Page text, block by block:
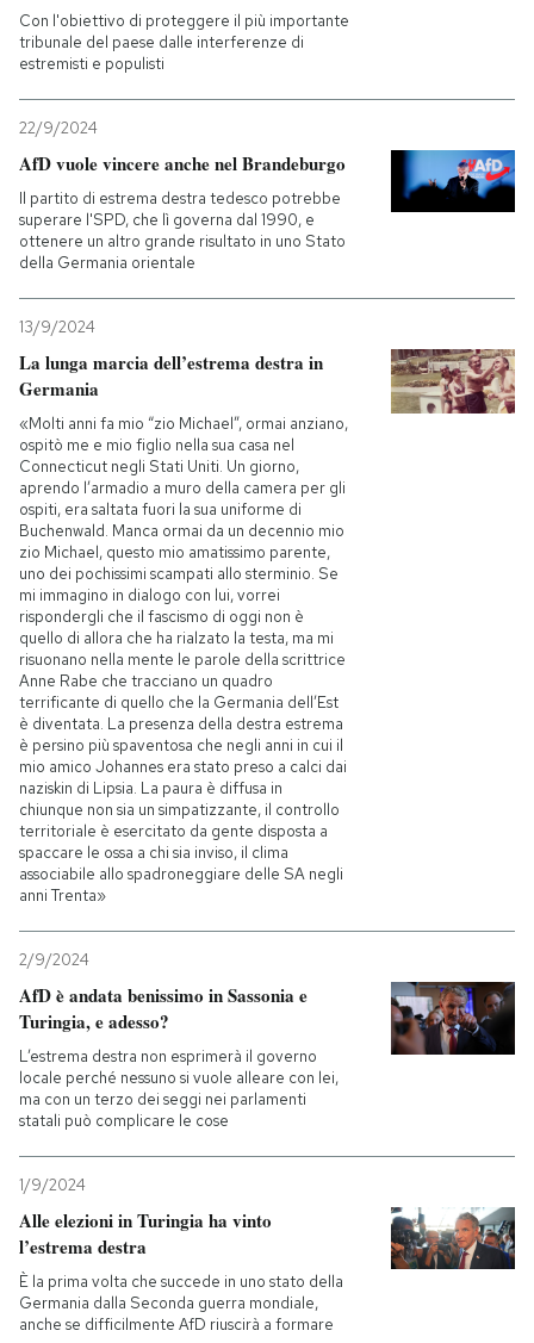
Con l'obiettivo di proteggere il più importante
tribunale del paese dalle interferenze di
estremisti e populisti
22/9/2024
AfD vuole vincere anche nel Brandeburgo
Il partito di estrema destra tedesco potrebbe
superare l'SPD, che lì governa dal 1990, e
ottenere un altro grande risultato in uno Stato
della Germania orientale
13/9/2024
La lunga marcia dell’estrema destra in
Germania
«Molti anni fa mio “zio Michael”, ormai anziano,
ospitò me e mio figlio nella sua casa nel
Connecticut negli Stati Uniti. Un giorno,
aprendo l’armadio a muro della camera per gli
ospiti, era saltata fuori la sua uniforme di
Buchenwald. Manca ormai da un decennio mio
zio Michael, questo mio amatissimo parente,
uno dei pochissimi scampati allo sterminio. Se
mi immagino in dialogo con lui, vorrei
rispondergli che il fascismo di oggi non è
quello di allora che ha rialzato la testa, ma mi
risuonano nella mente le parole della scrittrice
Anne Rabe che tracciano un quadro
terrificante di quello che la Germania dell’Est
è diventata. La presenza della destra estrema
è persino più spaventosa che negli anni in cui il
mio amico Johannes era stato preso a calci dai
naziskin di Lipsia. La paura è diffusa in
chiunque non sia un simpatizzante, il controllo
territoriale è esercitato da gente disposta a
spaccare le ossa a chi sia inviso, il clima
associabile allo spadroneggiare delle SA negli
anni Trenta»
2/9/2024
AfD è andata benissimo in Sassonia e
Turingia, e adesso?
L’estrema destra non esprimerà il governo
locale perché nessuno si vuole alleare con lei,
ma con un terzo dei seggi nei parlamenti
statali può complicare le cose
1/9/2024
Alle elezioni in Turingia ha vinto
l’estrema destra
È la prima volta che succede in uno stato della
Germania dalla Seconda guerra mondiale,
anche se difficilmente AfD riuscirà a formare